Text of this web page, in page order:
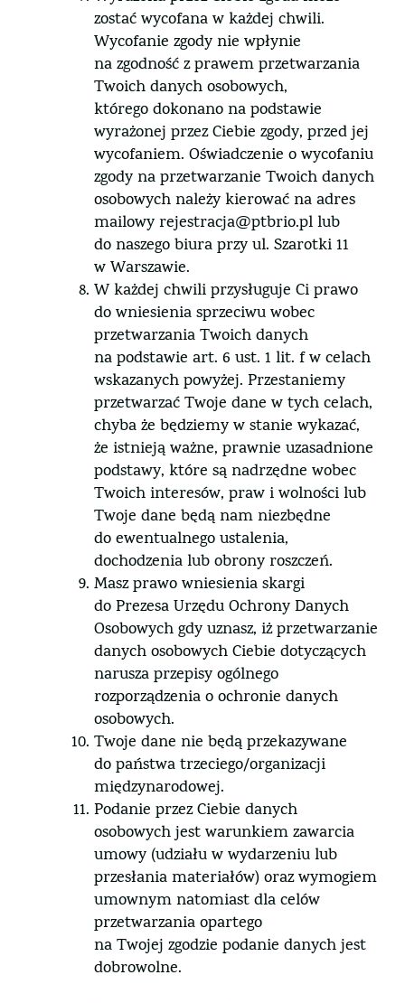
zostać wycofana w każdej chwili.
Wycofanie zgody nie wpłynie
na zgodność z prawem przetwarzania
Twoich danych osobowych,
którego dokonano na podstawie
wyrażonej przez Ciebie zgody, przed jej
wycofaniem. Oświadczenie o wycofaniu
zgody na przetwarzanie Twoich danych
osobowych należy kierować na adres
mailowy rejestracja@ptbrio.pl lub
do naszego biura przy ul. Szarotki 11
w Warszawie.
W każdej chwili przysługuje Ci prawo
do wniesienia sprzeciwu wobec
przetwarzania Twoich danych
na podstawie art. 6 ust. 1 lit. f w celach
wskazanych powyżej. Przestaniemy
przetwarzać Twoje dane w tych celach,
chyba że będziemy w stanie wykazać,
że istnieją ważne, prawnie uzasadnione
podstawy, które są nadrzędne wobec
Twoich interesów, praw i wolności lub
Twoje dane będą nam niezbędne
do ewentualnego ustalenia,
dochodzenia lub obrony roszczeń.
Masz prawo wniesienia skargi
do Prezesa Urzędu Ochrony Danych
Osobowych gdy uznasz, iż przetwarzanie
danych osobowych Ciebie dotyczących
narusza przepisy ogólnego
rozporządzenia o ochronie danych
osobowych.
Twoje dane nie będą przekazywane
do państwa trzeciego/organizacji
międzynarodowej.
Podanie przez Ciebie danych
osobowych jest warunkiem zawarcia
umowy (udziału w wydarzeniu lub
przesłania materiałów) oraz wymogiem
umownym natomiast dla celów
przetwarzania opartego
na Twojej zgodzie podanie danych jest
dobrowolne.